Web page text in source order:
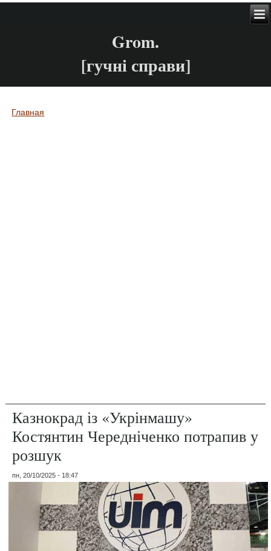
Grom.
[гучні справи]
Вы здесь
Главная
Казнокрад із «Укрінмашу»
Костянтин Чередніченко потрапив у
розшук
пн, 20/10/2025 - 18:47